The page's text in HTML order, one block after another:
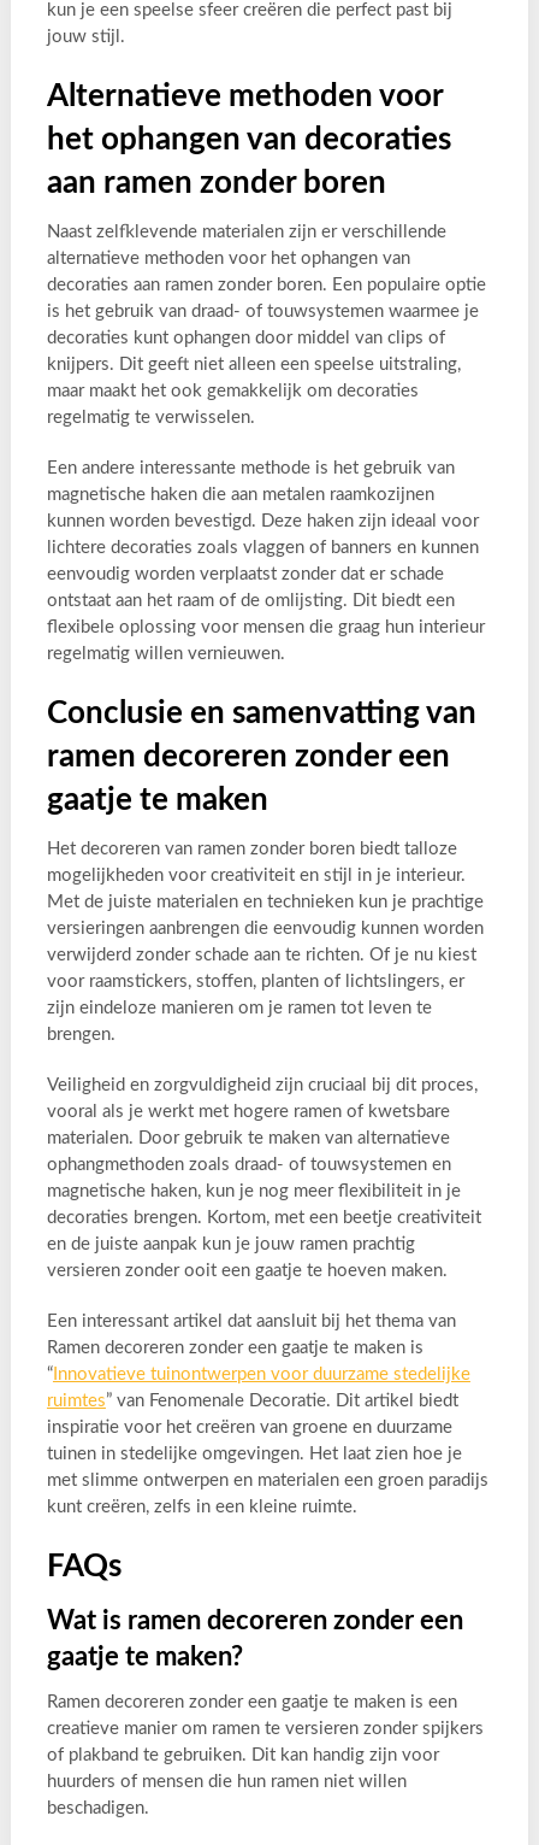
kun je een speelse sfeer creëren die perfect past bij
jouw stijl.
Alternatieve methoden voor
het ophangen van decoraties
aan ramen zonder boren
Naast zelfklevende materialen zijn er verschillende
alternatieve methoden voor het ophangen van
decoraties aan ramen zonder boren. Een populaire optie
is het gebruik van draad- of touwsystemen waarmee je
decoraties kunt ophangen door middel van clips of
knijpers. Dit geeft niet alleen een speelse uitstraling,
maar maakt het ook gemakkelijk om decoraties
regelmatig te verwisselen.
Een andere interessante methode is het gebruik van
magnetische haken die aan metalen raamkozijnen
kunnen worden bevestigd. Deze haken zijn ideaal voor
lichtere decoraties zoals vlaggen of banners en kunnen
eenvoudig worden verplaatst zonder dat er schade
ontstaat aan het raam of de omlijsting. Dit biedt een
flexibele oplossing voor mensen die graag hun interieur
regelmatig willen vernieuwen.
Conclusie en samenvatting van
ramen decoreren zonder een
gaatje te maken
Het decoreren van ramen zonder boren biedt talloze
mogelijkheden voor creativiteit en stijl in je interieur.
Met de juiste materialen en technieken kun je prachtige
versieringen aanbrengen die eenvoudig kunnen worden
verwijderd zonder schade aan te richten. Of je nu kiest
voor raamstickers, stoffen, planten of lichtslingers, er
zijn eindeloze manieren om je ramen tot leven te
brengen.
Veiligheid en zorgvuldigheid zijn cruciaal bij dit proces,
vooral als je werkt met hogere ramen of kwetsbare
materialen. Door gebruik te maken van alternatieve
ophangmethoden zoals draad- of touwsystemen en
magnetische haken, kun je nog meer flexibiliteit in je
decoraties brengen. Kortom, met een beetje creativiteit
en de juiste aanpak kun je jouw ramen prachtig
versieren zonder ooit een gaatje te hoeven maken.
Een interessant artikel dat aansluit bij het thema van
Ramen decoreren zonder een gaatje te maken is
“Innovatieve tuinontwerpen voor duurzame stedelijke
ruimtes” van Fenomenale Decoratie. Dit artikel biedt
inspiratie voor het creëren van groene en duurzame
tuinen in stedelijke omgevingen. Het laat zien hoe je
met slimme ontwerpen en materialen een groen paradijs
kunt creëren, zelfs in een kleine ruimte.
FAQs
Wat is ramen decoreren zonder een
gaatje te maken?
Ramen decoreren zonder een gaatje te maken is een
creatieve manier om ramen te versieren zonder spijkers
of plakband te gebruiken. Dit kan handig zijn voor
huurders of mensen die hun ramen niet willen
beschadigen.